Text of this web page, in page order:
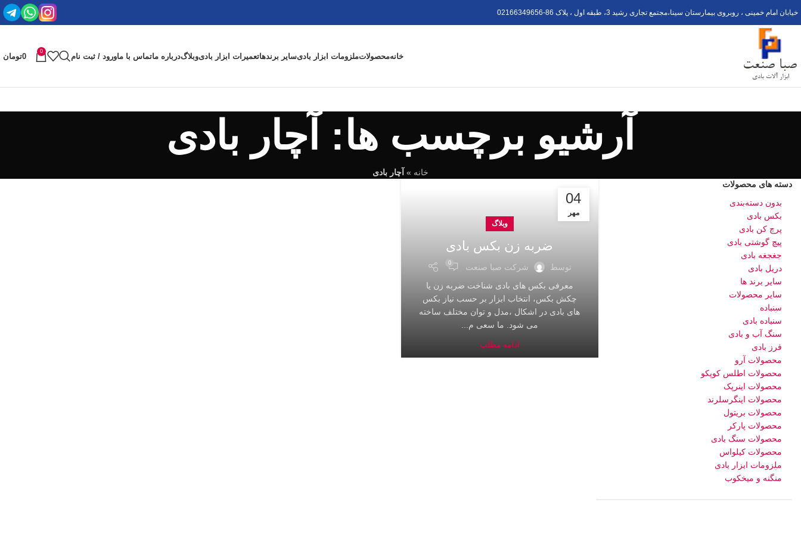
خیابان امام خمینی ، روبروی بیمارستان سینا،مجتمع تجاری رشید 3، طبقه اول ، پلاک 6 02166349656-8
خانهمحصولاتملزومات ابزار بادیسایر برندهاتعمیرات ابزار بادیوبلاگدرباره ماتماس با ماورود / ثبت نام
0
0تومان
آرشیو برچسب ها: آچار بادی
خانه » آچار بادی
04
مهر
وبلاگ
ضربه زن بکس بادی
توسط شرکت صبا صنعت 0
معرفی بکس های بادی شناخت ضربه زن یا
چکش بکس، انتخاب ابزار بر حسب نیاز بکس
های بادی در اشکال ،مدل و توان مختلف ساخته
می شود. ما سعی م...
ادامه مطلب
دسته های محصولات
بدون دسته‌بندی
بکس بادی
پرچ کن بادی
پیچ گوشتی بادی
جغجغه بادی
دریل بادی
سایر برند ها
سایر محصولات
سنباده
سنباده بادی
سنگ آب و بادی
فرز بادی
محصولات آرو
محصولات اطلس کوپکو
محصولات اینرپک
محصولات اینگرسلرند
محصولات بریتول
محصولات پارکر
محصولات سنگ بادی
محصولات کیلواس
ملزومات ابزار بادی
منگنه و میخکوب